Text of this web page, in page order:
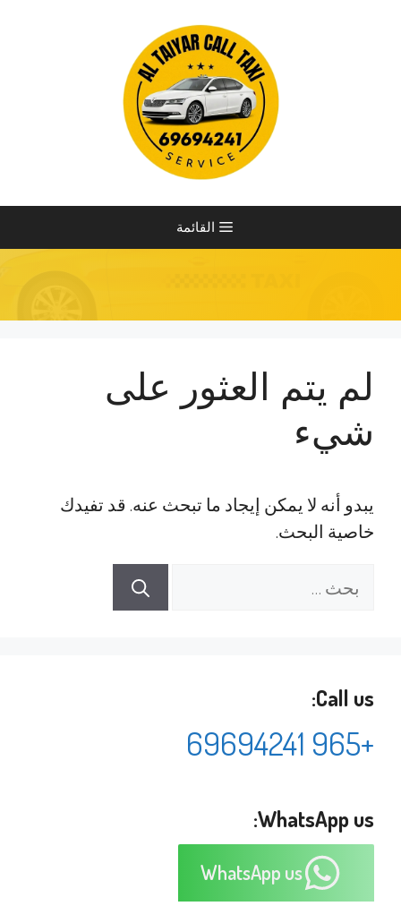
القائمة
لم يتم العثور على
شيء
يبدو أنه لا يمكن إيجاد ما تبحث عنه. قد تفيدك
خاصية البحث.
عن:
Call us:
+965 69694241
WhatsApp us:
WhatsApp us